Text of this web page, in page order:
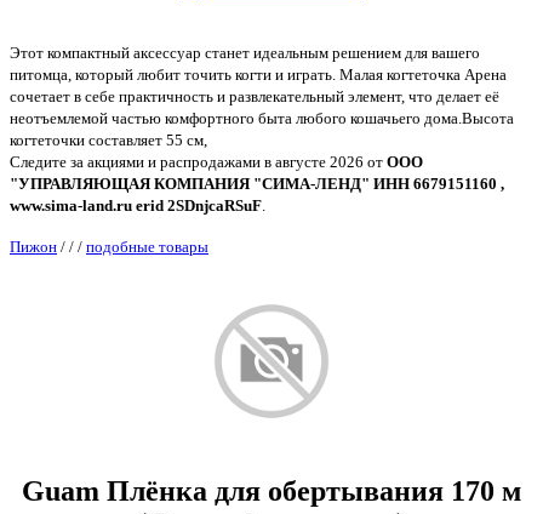
Этот компактный аксессуар станет идеальным решением для вашего
питомца, который любит точить когти и играть. Малая когтеточка Арена
сочетает в себе практичность и развлекательный элемент, что делает её
неотъемлемой частью комфортного быта любого кошачьего дома.Высота
когтеточки составляет 55 см,
Следите за акциями и распродажами в августе 2026 от ООО
"УПРАВЛЯЮЩАЯ КОМПАНИЯ "СИМА-ЛЕНД" ИНН 6679151160 ,
www.sima-land.ru erid 2SDnjcaRSuF.
Пижон / / / подобные товары
Guam Плёнка для обертывания 170 м